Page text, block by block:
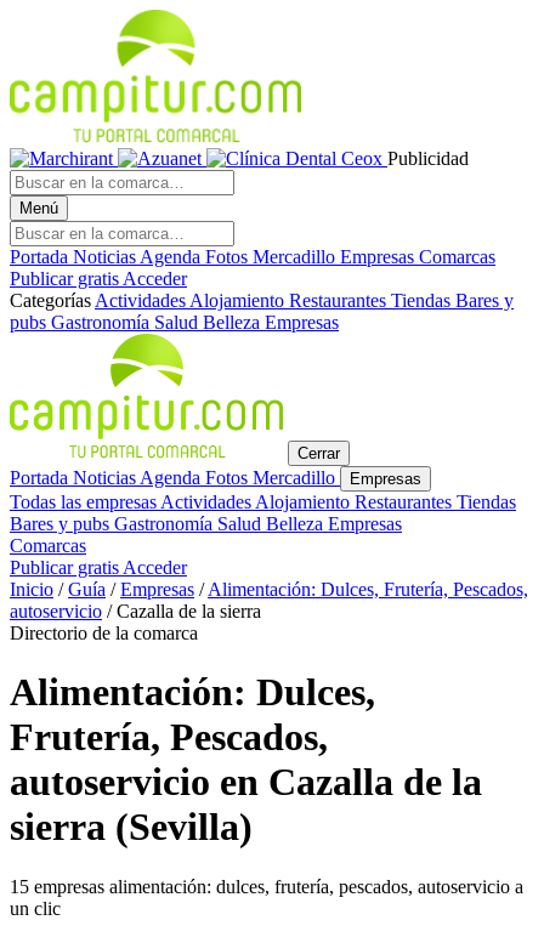
Publicidad
Menú
Portada Noticias Agenda Fotos Mercadillo Empresas Comarcas
Publicar gratis Acceder
Categorías Actividades Alojamiento Restaurantes Tiendas Bares y
pubs Gastronomía Salud Belleza Empresas
Cerrar
Portada Noticias Agenda Fotos Mercadillo Empresas
Todas las empresas Actividades Alojamiento Restaurantes Tiendas
Bares y pubs Gastronomía Salud Belleza Empresas
Comarcas
Publicar gratis Acceder
Inicio / Guía / Empresas / Alimentación: Dulces, Frutería, Pescados,
autoservicio / Cazalla de la sierra
Directorio de la comarca
Alimentación: Dulces,
Frutería, Pescados,
autoservicio en Cazalla de la
sierra (Sevilla)
15 empresas alimentación: dulces, frutería, pescados, autoservicio a
un clic